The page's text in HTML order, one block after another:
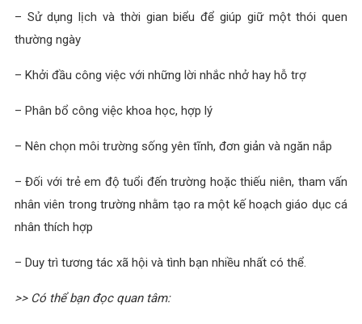
– Sử dụng lịch và thời gian biểu để giúp giữ một thói quen
thường ngày
– Khởi đầu công việc với những lời nhắc nhở hay hỗ trợ
– Phân bổ công việc khoa học, hợp lý
– Nên chọn môi trường sống yên tĩnh, đơn giản và ngăn nắp
– Đối với trẻ em độ tuổi đến trường hoặc thiếu niên, tham vấn
nhân viên trong trường nhằm tạo ra một kế hoạch giáo dục cá
nhân thích hợp
– Duy trì tương tác xã hội và tình bạn nhiều nhất có thể.
>> Có thể bạn đọc quan tâm: